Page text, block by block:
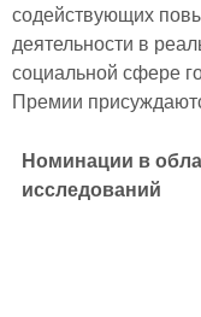
содействующих
деятельности в
социальной сфере
Премии
Номинации в
исследований